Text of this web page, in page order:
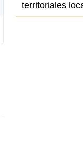
territoriales